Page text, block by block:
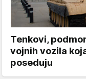
Tenkovi,
vojnih vozila
poseduju